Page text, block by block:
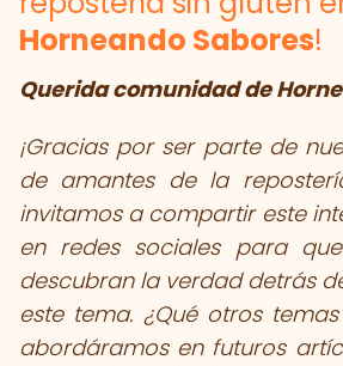
Horneando Sabores!
Querida comunidad de
¡Gracias por ser parte de
de amantes de la
invitamos a compartir este
en redes sociales para
descubran la verdad detrás
este tema. ¿Qué otros
abordáramos en futuros